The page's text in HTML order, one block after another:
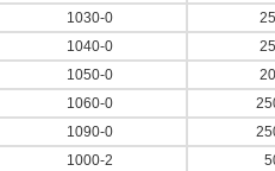
1030-0
1040-0
1050-0
1060-0
1090-0
1000-2